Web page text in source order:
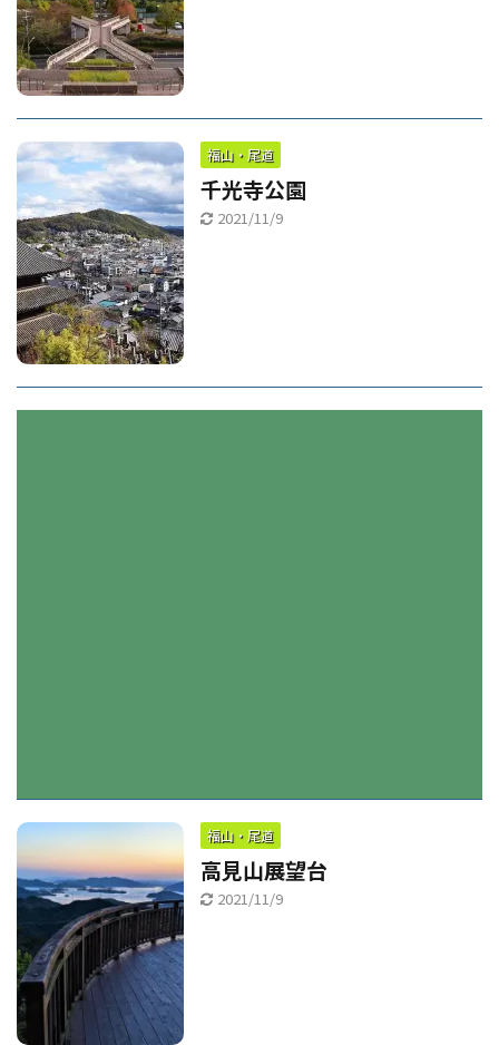
福山・尾道
千光寺公園
2021/11/9
福山・尾道
高見山展望台
2021/11/9